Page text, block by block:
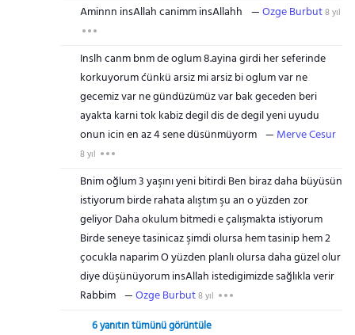
Aminnn insAllah canimm insAllahh Ozge Burbut8 yıl
Inslh canm bnm de oglum 8.ayina girdi her seferinde
korkuyorum ćünkü arsiz mi arsiz bi oglum var ne
gecemiz var ne gündüzümüz var bak geceden beri
ayakta karni tok kabiz degil dis de degil yeni uyudu
onun icin en az 4 sene düsünmüyorm
Merve Cesur
8 yıl
Bnim oğlum 3 yaşını yeni bitirdi Ben biraz daha büyüsün
istiyorum birde rahata alıştım şu an o yüzden zor
geliyor Daha okulum bitmedi e çalışmakta istiyorum
Birde seneye tasinicaz şimdi olursa hem tasinip hem 2
çocukla naparim O yüzden planlı olursa daha güzel olur
diye düşünüyorum insAllah istedigimizde sağlıkla verir
Rabbim
Ozge Burbut8 yıl
6 yanıtın tümünü görüntüle